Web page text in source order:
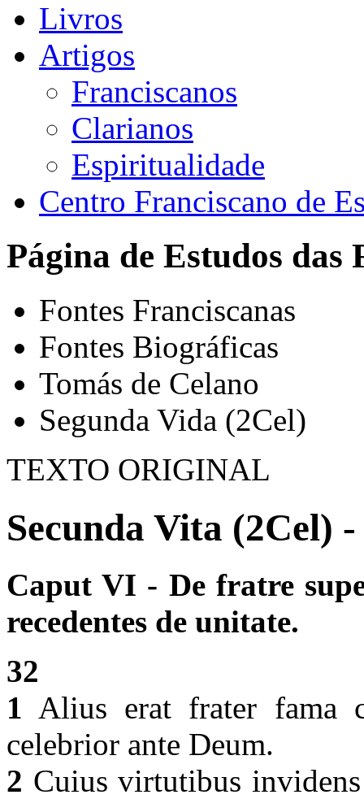
Livros
Artigos
Franciscanos
Clarianos
Espiritualidade
Centro Franciscano de
Página de Estudos das
Fontes Franciscanas
Fontes Biográficas
Tomás de Celano
Segunda Vida (2Cel)
TEXTO ORIGINAL
Secunda Vita (2Cel) -
Caput VI - De fratre
recedentes de unitate.
32
1 Alius erat frater fama
celebrior ante Deum.
2 Cuius virtutibus